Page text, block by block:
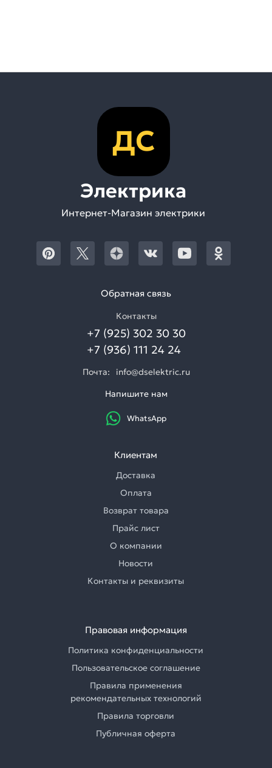
ДС
Электрика
Интернет-Магазин электрики
Обратная связь
Контакты
+7 (925) 302 30 30
+7 (936) 111 24 24
Почта:
info@dselektric.ru
Напишите нам
WhatsApp
Клиентам
Доставка
Оплата
Возврат товара
Прайс лист
О компании
Новости
Контакты и реквизиты
Правовая информация
Политика конфиденциальности
Пользовательское соглашение
Правила применения
рекомендательных технологий
Правила торговли
Публичная оферта